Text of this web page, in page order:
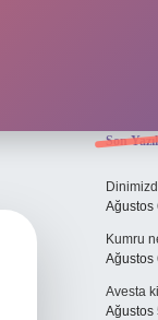
Son
Ağustos
Kumru
Ağustos
Avesta
Ağustos